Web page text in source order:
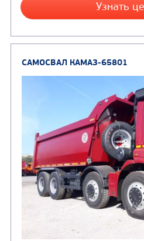
Цена по запросу
Производитель
Экологический класс